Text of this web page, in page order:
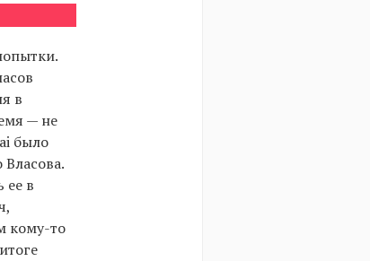
в
— не
было
ее в
кому-то